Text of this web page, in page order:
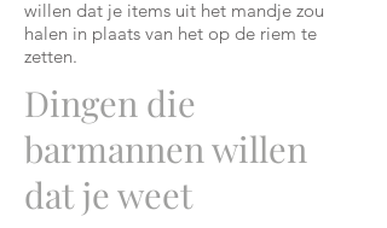
willen dat je items uit het mandje zou
halen in plaats van het op de riem te
zetten.
Dingen die
barmannen willen
dat je weet